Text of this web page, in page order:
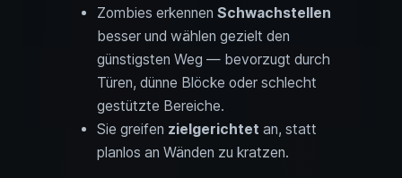
Zombies erkennen Schwachstellen
besser und wählen gezielt den
günstigsten Weg — bevorzugt durch
Türen, dünne Blöcke oder schlecht
gestützte Bereiche.
Sie greifen zielgerichtet an, statt
planlos an Wänden zu kratzen.